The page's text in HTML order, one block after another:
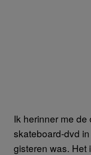
Ik herinner me
skateboard-dvd
gisteren was. Het